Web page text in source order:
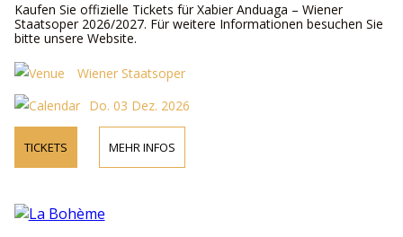
Kaufen Sie offizielle Tickets für Xabier Anduaga – Wiener
Staatsoper 2026/2027. Für weitere Informationen besuchen Sie
bitte unsere Website.
Wiener Staatsoper
Do. 03 Dez. 2026
TICKETS MEHR INFOS